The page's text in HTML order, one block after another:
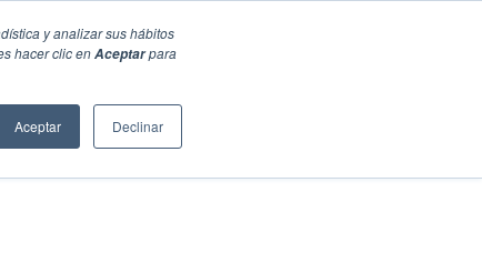
y analizar sus hábitos
hacer clic enAceptarpara
Aceptar Declinar